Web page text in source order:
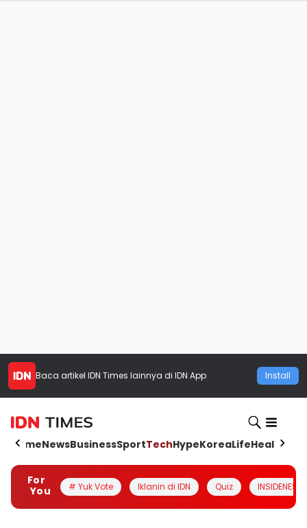
Baca artikel IDN Times lainnya di IDN App Install
HomeNewsBusinessSportTechHypeKoreaLifeHealth
For
You
# Yuk Vote Iklanin di IDN Quiz INSIDENESIA